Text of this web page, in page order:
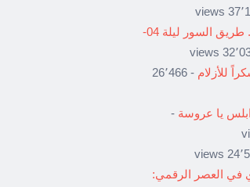
ليلة عصيبة .. طريق السور ليلة 04-
- 26٬466
يا عروسة -
في العصر الرقمي: